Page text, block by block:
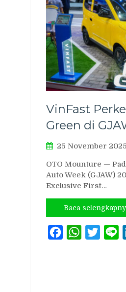
VinFast
Green di
25 November 2025
OTO Mounture —
Auto Week (GJAW)
Exclusive First…
Baca
FacebookWhatsApp